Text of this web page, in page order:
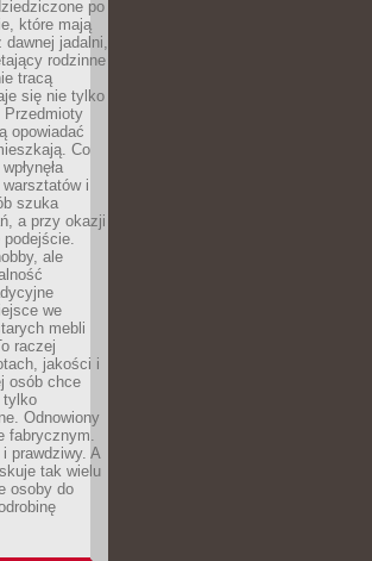
po
które mają
dawnej jadalni,
rodzinne
tracą
się nie tylko
Przedmioty
opowiadać
Co
warsztatów i
szuka
a przy okazji
podejście.
ale
we
mebli
raczej
jakości i
osób chce
tylko
Odnowiony
fabrycznym.
prawdziwy. A
tak wielu
osoby do